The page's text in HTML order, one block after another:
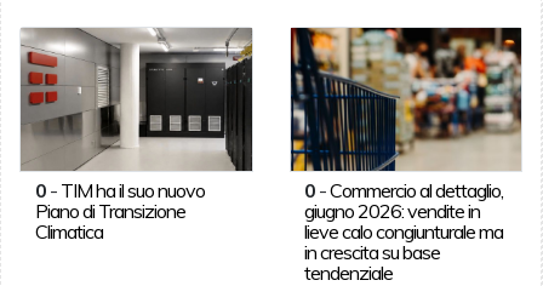
0- TIM ha il suo nuovo
Piano di Transizione
Climatica
0 -Commercio al dettaglio,
giugno 2026: vendite in
lieve calo congiunturale ma
in crescita su base
tendenziale